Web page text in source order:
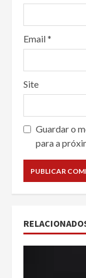
Email*
Site
Guardar o
para a